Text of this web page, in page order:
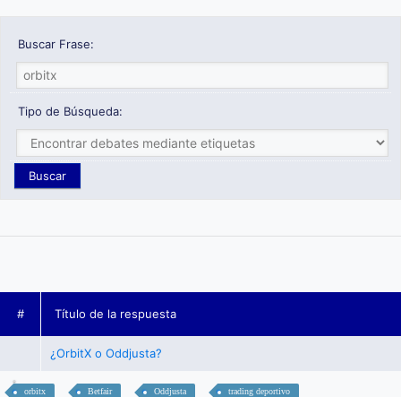
Buscar Frase:
Tipo de Búsqueda:
# Título de la respuesta
¿OrbitX o Oddjusta?
orbitx Betfair Oddjusta trading deportivo